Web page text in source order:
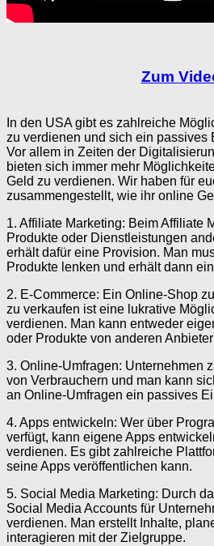
Zum
In den USA gibt es zahlreiche
zu verdienen und sich ein passives
Vor allem in Zeiten der
bieten sich immer mehr
Geld zu verdienen. Wir haben für
zusammengestellt, wie ihr online
1. Affiliate Marketing: Beim Affiliate
Produkte oder Dienstleistungen
erhält dafür eine Provision. Man
Produkte lenken und erhält dann
2. E-Commerce: Ein Online-Shop
zu verkaufen ist eine lukrative
verdienen. Man kann entweder
oder Produkte von anderen
3. Online-Umfragen: Unternehmen
von Verbrauchern und man kann
an Online-Umfragen ein passives
4. Apps entwickeln: Wer über
verfügt, kann eigene Apps
verdienen. Es gibt zahlreiche
seine Apps veröffentlichen kann.
5. Social Media Marketing: Durch
Social Media Accounts für
verdienen. Man erstellt Inhalte,
interagieren mit der Zielgruppe.